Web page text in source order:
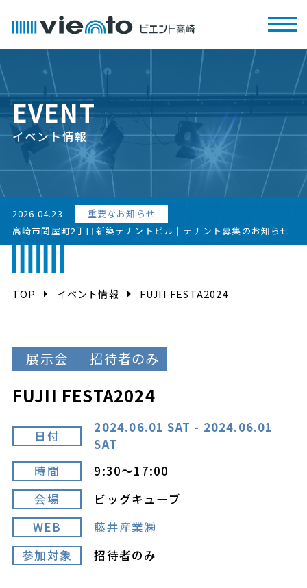
EVENT
イベント情報
2026.04.23
重要なお知らせ
高崎市問屋町2丁目新築テナントビル｜テナント募集のお知らせ
TOP イベント情報 FUJII FESTA2024
展示会 招待者のみ
FUJII FESTA2024
日付
2024.06.01 SAT - 2024.06.01
SAT
時間
9:30～17:00
会場
ビッグキューブ
WEB
藤井産業㈱
参加対象
招待者のみ